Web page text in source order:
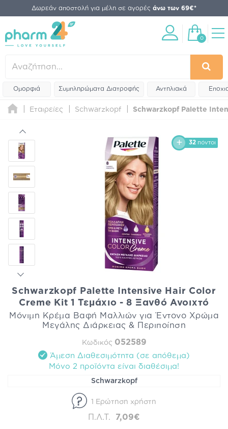
Δωρεάν αποστολή για μέλη σε αγορές άνω των 69€*
0
Ομορφιά Συμπληρώματα Διατροφής Αντηλιακά
Εταιρείες Schwarzkopf Schwarzkopf Palette
32 πόντοι
Schwarzkopf Palette Intensive Hair Color
Creme Kit 1 Τεμάχιο - 8 Ξανθό Ανοιχτό
Μόνιμη Κρέμα Βαφή Μαλλιών για Έντονο Χρώμα
Μεγάλης Διάρκειας & Περιποίηση
Κωδικός 052589
Άμεση Διαθεσιμότητα (σε απόθεμα)
Mόνο 2 προϊόντα είναι διαθέσιμα!
Schwarzkopf
1 Ερώτηση χρήστη
Π.Λ.Τ. 7,09€